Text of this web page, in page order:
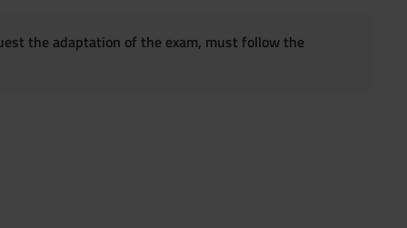
the adaptation of the exam, must follow the